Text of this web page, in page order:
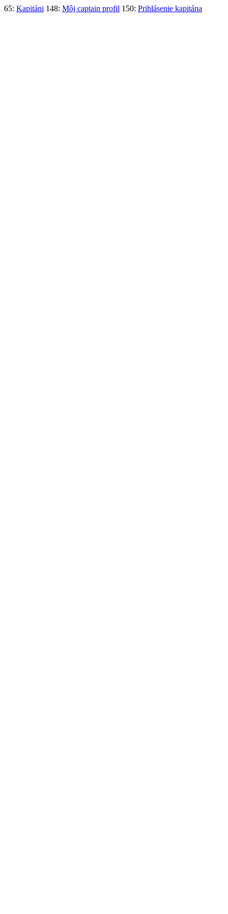
65: Kapitáni 148: Môj captain profil 150: Prihlásenie kapitána